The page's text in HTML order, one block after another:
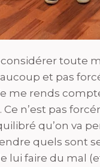
toute
et pas
me rends
n’est pas
qu’on va
quels sont
lui faire du mal